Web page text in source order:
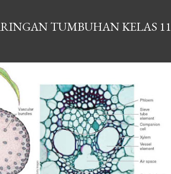
TUMBUHAN KELAS 11